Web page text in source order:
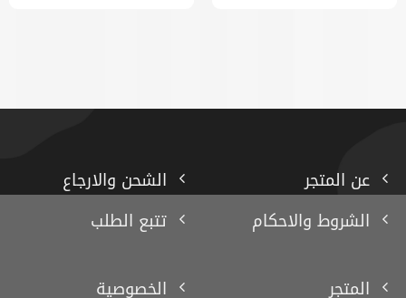
عن المتجر
الشروط والاحكام
الشحن والارجاع
تتبع الطلب
المتجر الخصوصية